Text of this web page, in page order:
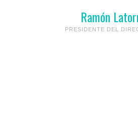
Ramón
PRESIDENTE DEL